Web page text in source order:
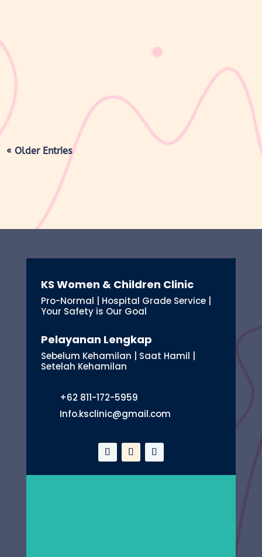
yang dimulai sejak bayi lahir hingga organ reproduksi kembali
seperti sebelum hamil. Selama masa ini, tubuh Moms akan
mengalami berbagai perubahan, mulai dari rahim yang berangsur
« Older Entries
KS Women & Children Clinic
Pro-Normal | Hospital Grade Service |
Your Safety is Our Goal
Pelayanan Lengkap
Sebelum Kehamilan | Saat Hamil |
Setelah Kehamilan
+62 811-172-5959
Info.ksclinic@gmail.com